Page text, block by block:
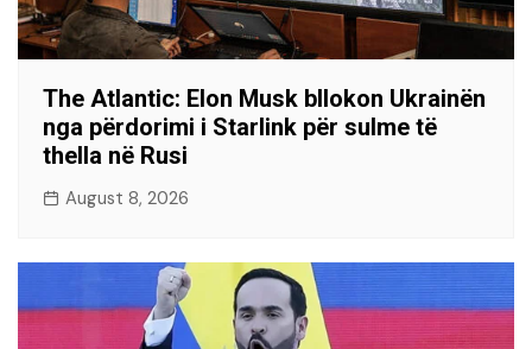
The Atlantic: Elon Musk bllokon Ukrainën
nga përdorimi i Starlink për sulme të
thella në Rusi
August 8, 2026